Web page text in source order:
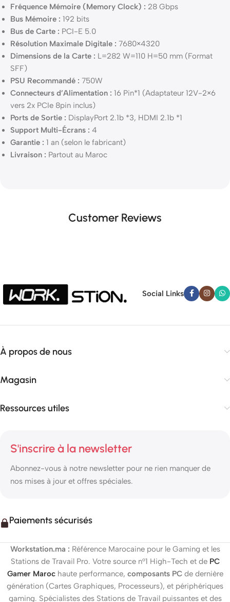
Fréquence Mémoire (Memory Clock) : 28 Gbps
Bus Mémoire : 192 bits
Bus de Carte : PCI-E 5.0
Résolution Maximale Digitale : 7680×4320
Dimensions de la Carte : L=282 W=110 H=50 mm (Format
SFF)
PSU Recommandé : 750W
Connecteurs d’Alimentation : 16 Pin*1 (Adaptateur 12V-2×6
vers 2x PCIe 8pin inclus)
Ports de Sortie : DisplayPort 2.1b *3, HDMI 2.1b *1
Support Multi-Écrans : 4
Garantie : 1 an (selon le fabricant)
Livraison : Partout au Maroc
Customer Reviews
Social Links
À propos de nous
Magasin
Ressources utiles
S'inscrire à la newsletter
Abonnez-vous à notre newsletter pour ne rien manquer de
nos mises à jour et offres spéciales.
Paiements sécurisés
Workstation.ma : Référence Marocaine pour le Gaming et les
Stations de Travail Pro. Votre source n°1 High-Tech et de PC
Gamer Marochaute performance, composants PCde dernière
génération (Cartes Graphiques, Processeurs), et périphériques
gaming. Spécialistes des Stations de Travail puissantes et des